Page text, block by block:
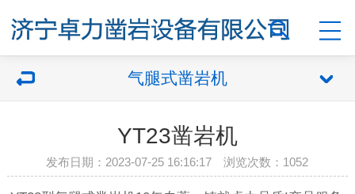
气腿式凿岩机
YT23凿岩机
发布日期：2023-07-25 16:16:17 浏览次数： 1052